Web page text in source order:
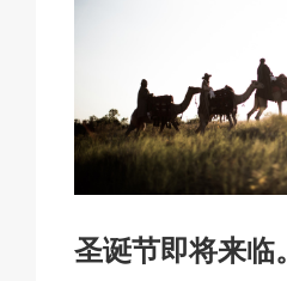
圣诞节即将来临。